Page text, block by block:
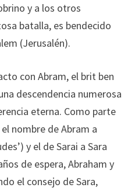
y a los otros
batalla, es bendecido
(Jerusalén).
con Abram, el brit ben
descendencia numerosa
eterna. Como parte
nombre de Abram a
y el de Sarai a Sara
de espera, Abraham y
el consejo de Sara,